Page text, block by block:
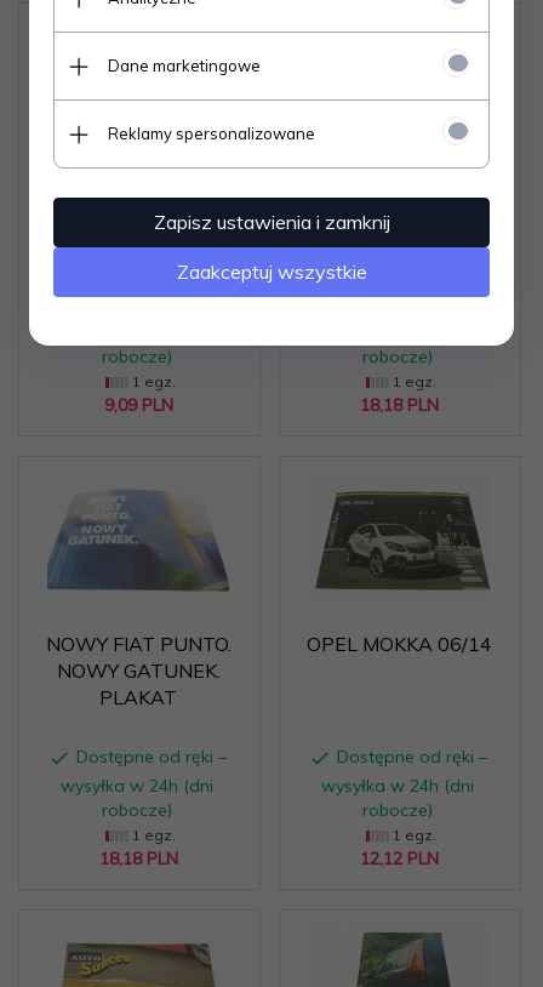
KIEROWCY B - Henryk
Próchniewicz 1998
Dostępne od ręki –
robocze)
1 egz.
9,09 PLN
ODKŁÓCANIA
SAMOCHODÓW I
MONTAŻ SAFARI 2
Dostępne od ręki –
robocze)
1 egz.
18,18 PLN
NOWY FIAT PUNTO.
NOWY GATUNEK.
PLAKAT
Dostępne od ręki –
wysyłka w 24h (dni
robocze)
1 egz.
18,18 PLN
OPEL MOKKA 06/14
Dostępne od ręki –
wysyłka w 24h (dni
robocze)
1 egz.
12,12 PLN
Dane marketingowe
Reklamy spersonalizowane
Zapisz ustawienia i zamknij
Zaakceptuj wszystkie